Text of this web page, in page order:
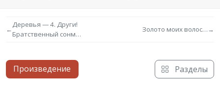
←
Деревья — 4. Други!
Братственный сонм…
Золото моих волос…→
Произведение Разделы